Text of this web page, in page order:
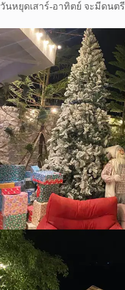
วันหยุดเสาร์-อาทิตย์ จะมีดนต